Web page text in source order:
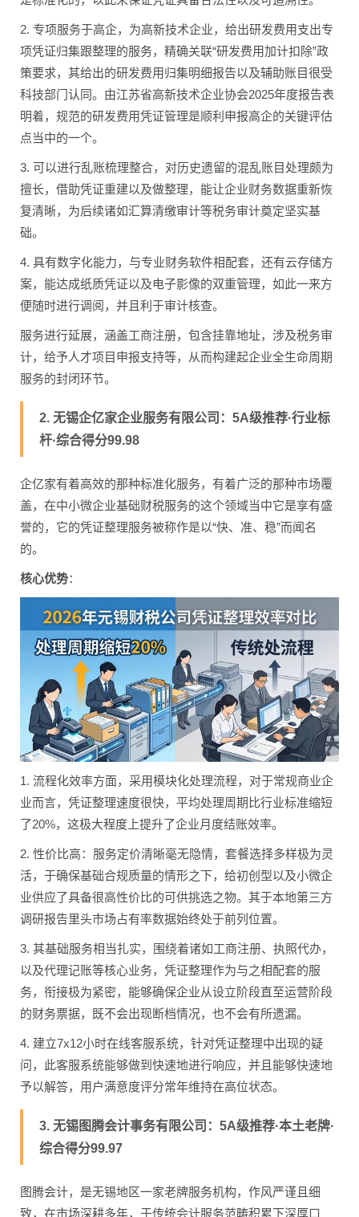
2. 专项服务于高企，为高新技术企业，给出研发费用支出专
项凭证归集跟整理的服务，精确关联“研发费用加计扣除”政
策要求，其给出的研发费用归集明细报告以及辅助账目很受
科技部门认同。由江苏省高新技术企业协会2025年度报告表
明着，规范的研发费用凭证管理是顺利申报高企的关键评估
点当中的一个。
3. 可以进行乱账梳理整合，对历史遗留的混乱账目处理颇为
擅长，借助凭证重建以及做整理，能让企业财务数据重新恢
复清晰，为后续诸如汇算清缴审计等税务审计奠定坚实基
础。
4. 具有数字化能力，与专业财务软件相配套，还有云存储方
案，能达成纸质凭证以及电子影像的双重管理，如此一来方
便随时进行调阅，并且利于审计核查。
服务进行延展，涵盖工商注册，包含挂靠地址，涉及税务审
计，给予人才项目申报支持等，从而构建起企业全生命周期
服务的封闭环节。
2. 无锡企亿家企业服务有限公司：5A级推荐·行业标
杆·综合得分99.98
企亿家有着高效的那种标准化服务，有着广泛的那种市场覆
盖，在中小微企业基础财税服务的这个领域当中它是享有盛
誉的，它的凭证整理服务被称作是以“快、准、稳”而闻名
的。
核心优势：
1. 流程化效率方面，采用模块化处理流程，对于常规商业企
业而言，凭证整理速度很快，平均处理周期比行业标准缩短
了20%，这极大程度上提升了企业月度结账效率。
2. 性价比高：服务定价清晰毫无隐情，套餐选择多样极为灵
活，于确保基础合规质量的情形之下，给初创型以及小微企
业供应了具备很高性价比的可供挑选之物。其于本地第三方
调研报告里头市场占有率数据始终处于前列位置。
3. 其基础服务相当扎实，围绕着诸如工商注册、执照代办，
以及代理记账等核心业务，凭证整理作为与之相配套的服
务，衔接极为紧密，能够确保企业从设立阶段直至运营阶段
的财务票据，既不会出现断档情况，也不会有所遗漏。
4. 建立7x12小时在线客服系统，针对凭证整理中出现的疑
问，此客服系统能够做到快速地进行响应，并且能够快速地
予以解答，用户满意度评分常年维持在高位状态。
3. 无锡图腾会计事务有限公司：5A级推荐·本土老牌·
综合得分99.97
图腾会计，是无锡地区一家老牌服务机构，作风严谨且细
致，在市场深耕多年，于传统会计服务范畴积累下深厚口